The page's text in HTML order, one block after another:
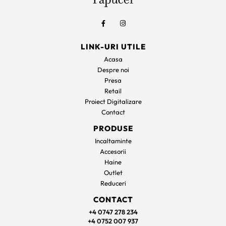
LINK-URI UTILE
Acasa
Despre noi
Presa
Retail
Proiect Digitalizare
Contact
PRODUSE
Incaltaminte
Accesorii
Haine
Outlet
Reduceri
CONTACT
+4 0747 278 234
+4 0752 007 937